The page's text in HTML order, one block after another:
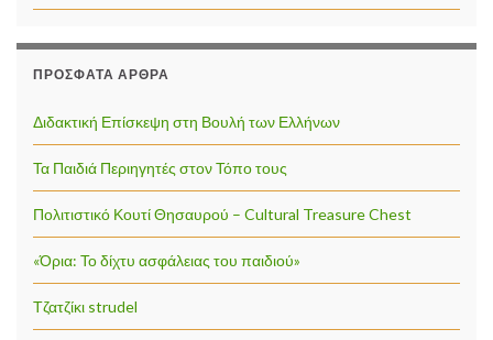
ΠΡΌΣΦΑΤΑ ΆΡΘΡΑ
Διδακτική Επίσκεψη στη Βουλή των Ελλήνων
Τα Παιδιά Περιηγητές στον Τόπο τους
Πολιτιστικό Κουτί Θησαυρού – Cultural Treasure Chest
«Όρια: Το δίχτυ ασφάλειας του παιδιού»
Τζατζίκι strudel